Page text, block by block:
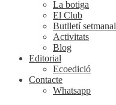
La botiga
El Club
Butlletí setmanal
Activitats
Blog
Editorial
Ecoedició
Contacte
Whatsapp